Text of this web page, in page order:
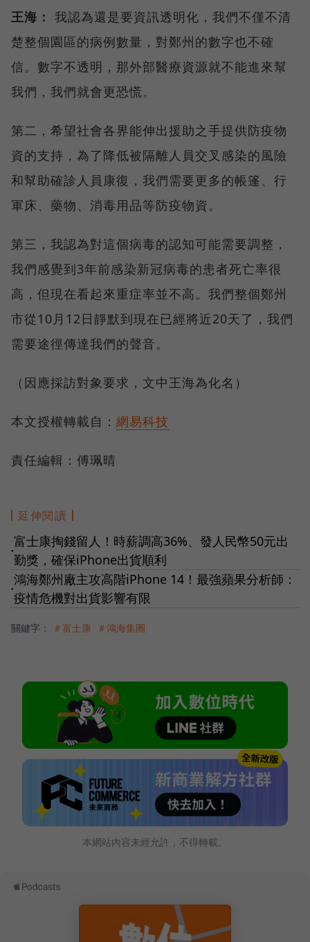
王海： 我認為還是要資訊透明化，我們不僅不清
楚整個園區的病例數量，對鄭州的數字也不確
信。數字不透明，那外部醫療資源就不能進來幫
我們，我們就會更恐慌。
第二，希望社會各界能伸出援助之手提供防疫物
資的支持，為了降低被隔離人員交叉感染的風險
和幫助確診人員康復，我們需要更多的帳篷、行
軍床、藥物、消毒用品等防疫物資。
第三，我認為對這個病毒的認知可能需要調整，
我們感覺到3年前感染新冠病毒的患者死亡率很
高，但現在看起來重症率並不高。我們整個鄭州
市從10月12日靜默到現在已經將近20天了，我們
需要途徑傳達我們的聲音。
（因應採訪對象要求，文中王海為化名）
本文授權轉載自： 網易科技
責任編輯：傅珮晴
延伸閱讀
●
富士康掏錢留人！時薪調高36%、發人民幣50元出
勤獎，確保iPhone出貨順利
●
鴻海鄭州廠主攻高階iPhone 14！最強蘋果分析師：
疫情危機對出貨影響有限
關鍵字： ＃富士康 ＃鴻海集團
本網站內容未經允許，不得轉載。